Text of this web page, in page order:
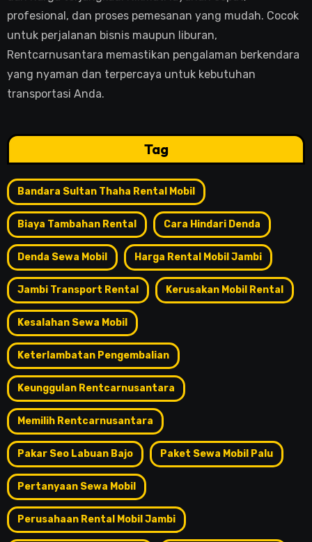
profesional, dan proses pemesanan yang mudah. Cocok
untuk perjalanan bisnis maupun liburan,
Rentcarnusantara memastikan pengalaman berkendara
yang nyaman dan terpercaya untuk kebutuhan
transportasi Anda.
Tag
Bandara Sultan Thaha Rental Mobil
Biaya Tambahan Rental Cara Hindari Denda
Denda Sewa Mobil Harga Rental Mobil Jambi
Jambi Transport Rental Kerusakan Mobil Rental
Kesalahan Sewa Mobil
Keterlambatan Pengembalian
Keunggulan Rentcarnusantara
Memilih Rentcarnusantara
Pakar Seo Labuan Bajo Paket Sewa Mobil Palu
Pertanyaan Sewa Mobil
Perusahaan Rental Mobil Jambi